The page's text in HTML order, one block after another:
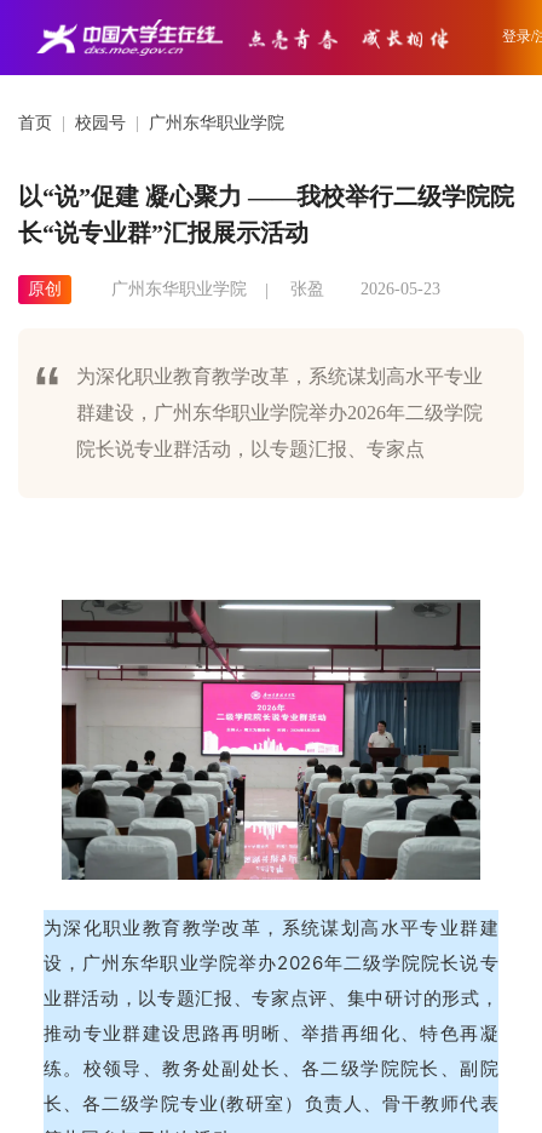
登录/
首页 校园号 广州东华职业学院
以“说”促建 凝心聚力 ——我校举行二级学院院
长“说专业群”汇报展示活动
原创 广州东华职业学院 张盈 2026-05-23
为深化职业教育教学改革，系统谋划高水平专业
群建设，广州东华职业学院举办2026年二级学院
院长说专业群活动，以专题汇报、专家点
为深化职业教育教学改革，系统谋划高水平专业群建
设，广州东华职业学院举办2026年二级学院院长说专
业群活动，以专题汇报、专家点评、集中研讨的形式，
推动专业群建设思路再明晰、举措再细化、特色再凝
练。校领导、教务处副处长、各二级学院院长、副院
长、各二级学院专业(教研室）负责人、骨干教师代表